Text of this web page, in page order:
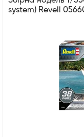
system) Revell